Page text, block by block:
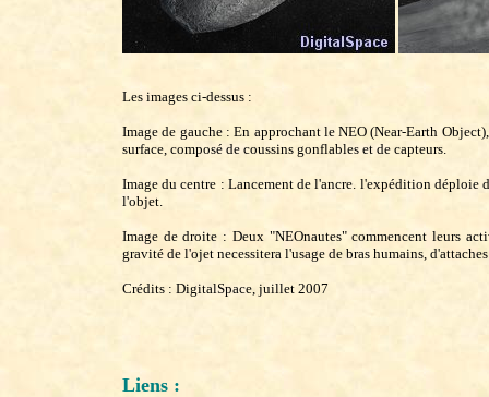
Les images ci-dessus :
Image de gauche : En approchant le NEO (Near-Earth
surface, composé de coussins gonflables et de capteurs.
Image du centre : Lancement de l'ancre. l'expédition déploie
l'objet.
Image de droite : Deux "NEOnautes" commencent leurs
gravité de l'ojet necessitera l'usage de bras humains,
Crédits : DigitalSpace, juillet 2007
Liens :